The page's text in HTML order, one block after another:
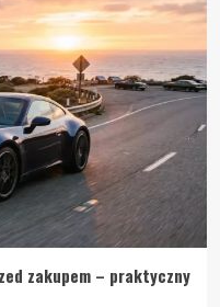
zakupem – praktyczny